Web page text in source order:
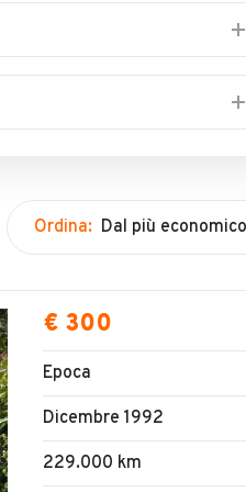
Ordina: Dal più economico
€ 300
Epoca
Dicembre 1992
229.000 km